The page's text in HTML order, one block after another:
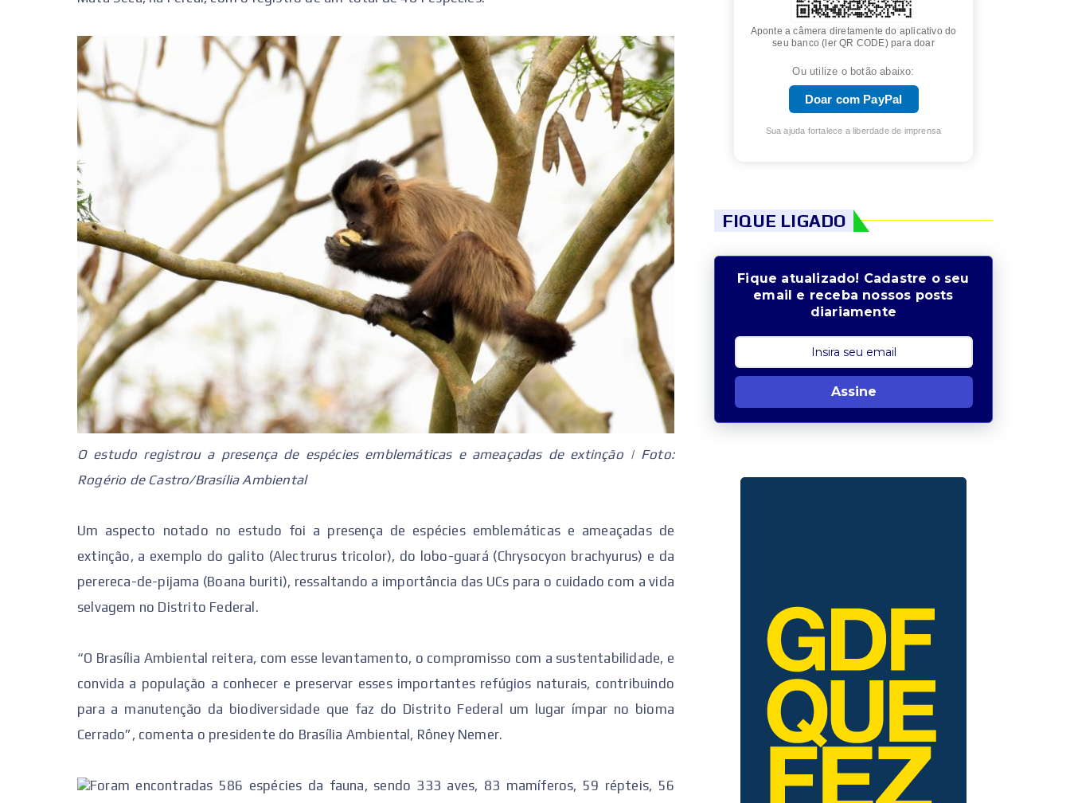
O estudo registrou a presença de espécies emblemáticas e ameaçadas de extinção | Foto:
Rogério de Castro/Brasília Ambiental
Um aspecto notado no estudo foi a presença de espécies emblemáticas e ameaçadas de
extinção, a exemplo do galito (Alectrurus tricolor), do lobo-guará (Chrysocyon brachyurus) e da
perereca-de-pijama (Boana buriti), ressaltando a importância das UCs para o cuidado com a vida
selvagem no Distrito Federal.
“O Brasília Ambiental reitera, com esse levantamento, o compromisso com a sustentabilidade, e
convida a população a conhecer e preservar esses importantes refúgios naturais, contribuindo
para a manutenção da biodiversidade que faz do Distrito Federal um lugar ímpar no bioma
Cerrado”, comenta o presidente do Brasília Ambiental, Rôney Nemer.
Foram encontradas 586 espécies da fauna, sendo 333 aves, 83 mamíferos, 59 répteis, 56
Aponte a câmera diretamente do aplicativo do
seu banco (ler QR CODE) para doar
Ou utilize o botão abaixo:
Doar com PayPal
Sua ajuda fortalece a liberdade de imprensa
FIQUE LIGADO
Fique atualizado! Cadastre o seu
email e receba nossos posts
diariamente
Assine